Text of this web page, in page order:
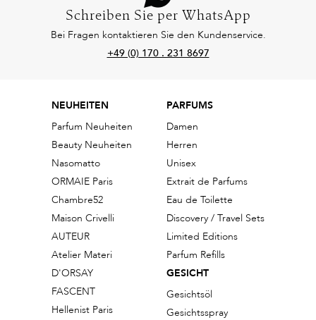
Schreiben Sie per WhatsApp
Bei Fragen kontaktieren Sie den Kundenservice.
+49 (0) 170 . 231 8697
NEUHEITEN
Parfum Neuheiten
Beauty Neuheiten
Nasomatto
ORMAIE Paris
Chambre52
Maison Crivelli
AUTEUR
Atelier Materi
D'ORSAY
FASCENT
Hellenist Paris
PARFUMS
Damen
Herren
Unisex
Extrait de Parfums
Eau de Toilette
Discovery / Travel Sets
Limited Editions
Parfum Refills
GESICHT
Gesichtsöl
Gesichtsspray